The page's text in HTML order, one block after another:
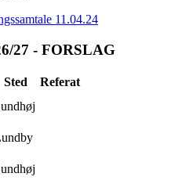
11.04.24
27 - FORSLAG
Sted
Referat